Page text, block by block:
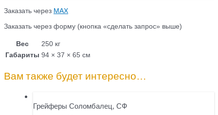
Заказать через МАХ
Заказать через форму (кнопка «сделать запрос» выше)
Вес
250 кг
Габариты 94 × 37 × 65 см
Вам также будет интересно…
Грейферы Соломбалец, СФ